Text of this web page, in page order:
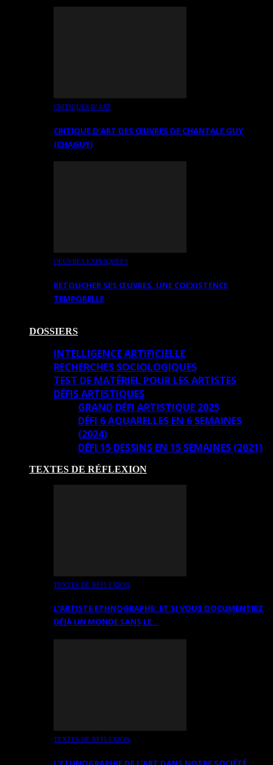
CRITIQUES D’ART
CRITIQUE D’ART DES ŒUVRES DE CHANTALE GUY
(CHAGUY)
OEUVRES EXPLIQUÉES
RETOUCHER SES ŒUVRES. UNE COEXISTENCE
TEMPORELLE
DOSSIERS
INTELLIGENCE ARTIFICIELLE
RECHERCHES SOCIOLOGIQUES
TEST DE MATÉRIEL POUR LES ARTISTES
DÉFIS ARTISTIQUES
GRAND DÉFI ARTISTIQUE 2025
DÉFI 6 AQUARELLES EN 6 SEMAINES
(2024)
DÉFI 15 DESSINS EN 15 SEMAINES (2021)
TEXTES DE RÉFLEXION
TEXTES DE RÉFLEXION
L’ARTISTE ETHNOGRAPHE: ET SI VOUS DOCUMENTIEZ
DÉJÀ UN MONDE SANS LE…
TEXTES DE RÉFLEXION